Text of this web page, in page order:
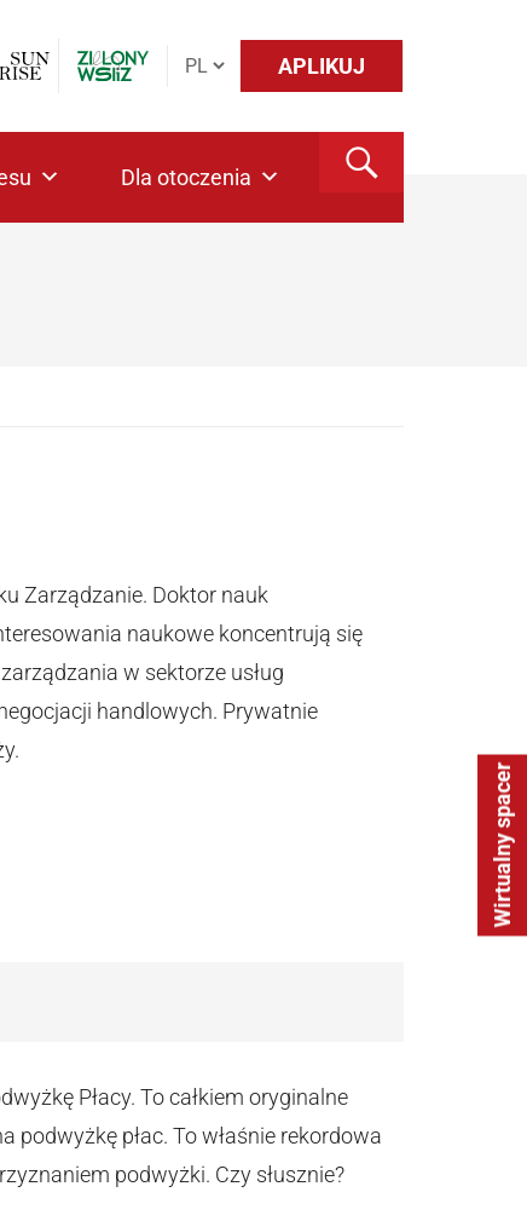
Wirtualny spacer
APLIKUJ
Dla otoczenia
Zarządzanie. Doktor nauk
naukowe koncentrują się
w sektorze usług
handlowych. Prywatnie
Płacy. To całkiem oryginalne
podwyżkę płac. To właśnie rekordowa
podwyżki. Czy słusznie?